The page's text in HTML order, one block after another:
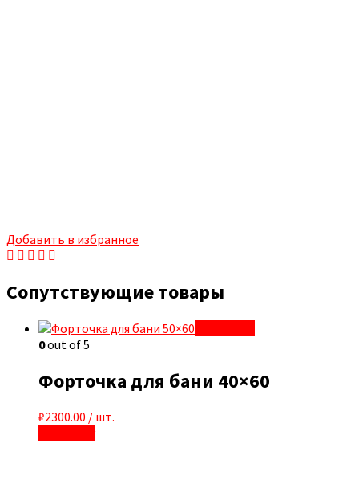
Добавить в избранное
Сопутствующие товары
0out of 5
Форточка для бани 40×60
₽2300.00 / шт.